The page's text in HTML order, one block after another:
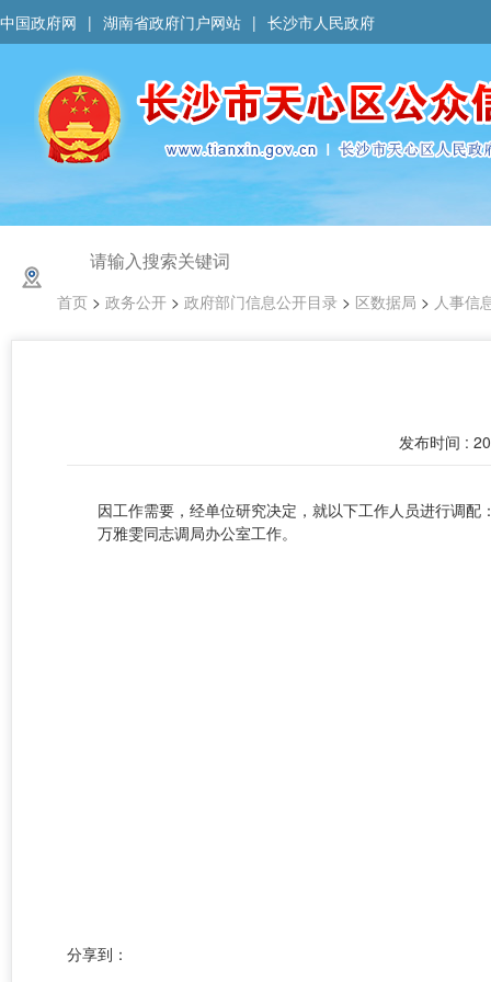
中国政府网 | 湖南省政府门户网站 | 长沙市人民政府
首页 > 政务公开 > 政府部门信息公开目录 > 区数据局 > 人事信
发布时间 :
因工作需要，经单位研究决定，就以下工作人员进行调配
万雅雯同志调局办公室工作。
分享到：